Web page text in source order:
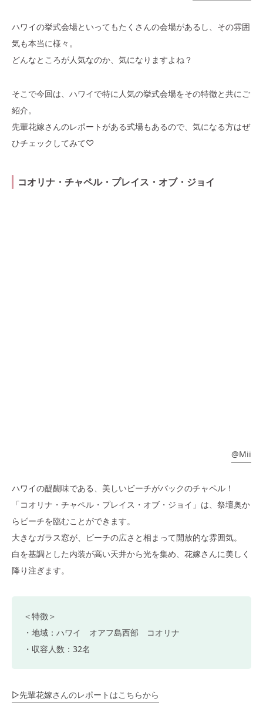
ハワイの挙式会場といってもたくさんの会場があるし、その雰囲
気も本当に様々。
どんなところが人気なのか、気になりますよね？
そこで今回は、ハワイで特に人気の挙式会場をその特徴と共にご
紹介。
先輩花嫁さんのレポートがある式場もあるので、気になる方はぜ
ひチェックしてみて♡
コオリナ・チャペル・プレイス・オブ・ジョイ
@Mii
ハワイの醍醐味である、美しいビーチがバックのチャペル！
「コオリナ・チャペル・プレイス・オブ・ジョイ」は、 祭壇奥か
らビーチを臨むことができます。
大きなガラス窓が、ビーチの広さと相まって開放的な雰囲気。
白を基調とした内装が高い天井から光を集め、花嫁さんに美しく
降り注ぎます。
＜特徴＞
・地域：ハワイ オアフ島西部 コオリナ
・収容人数：32名
▷先輩花嫁さんのレポートはこちらから